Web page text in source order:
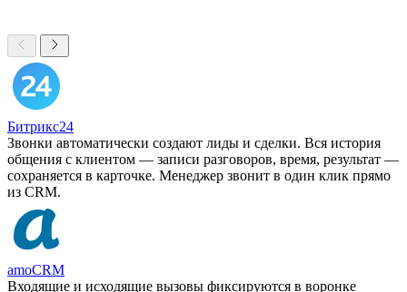
Битрикс24
Звонки автоматически создают лиды и сделки. Вся история
общения с клиентом — записи разговоров, время, результат —
сохраняется в карточке. Менеджер звонит в один клик прямо
из CRM.
amoCRM
Входящие и исходящие вызовы фиксируются в воронке